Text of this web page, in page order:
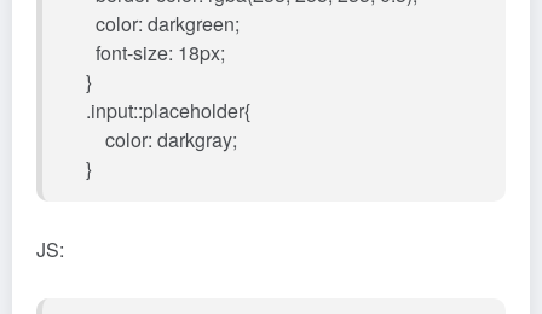
color: darkgreen;
font-size: 18px;
}
.input::placeholder{
color: darkgray;
}
JS: